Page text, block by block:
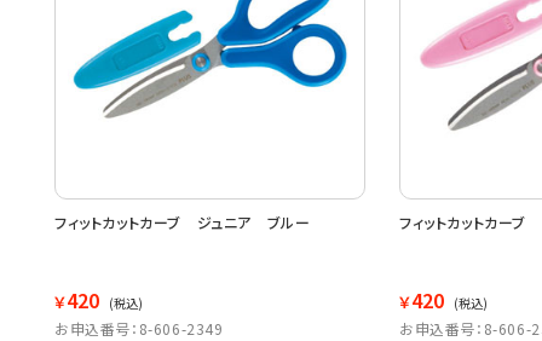
フィットカットカーブ ジュニア ブルー
￥420 (税込)
お申込番号：8-606-2349
フィットカットカー
￥420 (税込)
お申込番号：8-606-